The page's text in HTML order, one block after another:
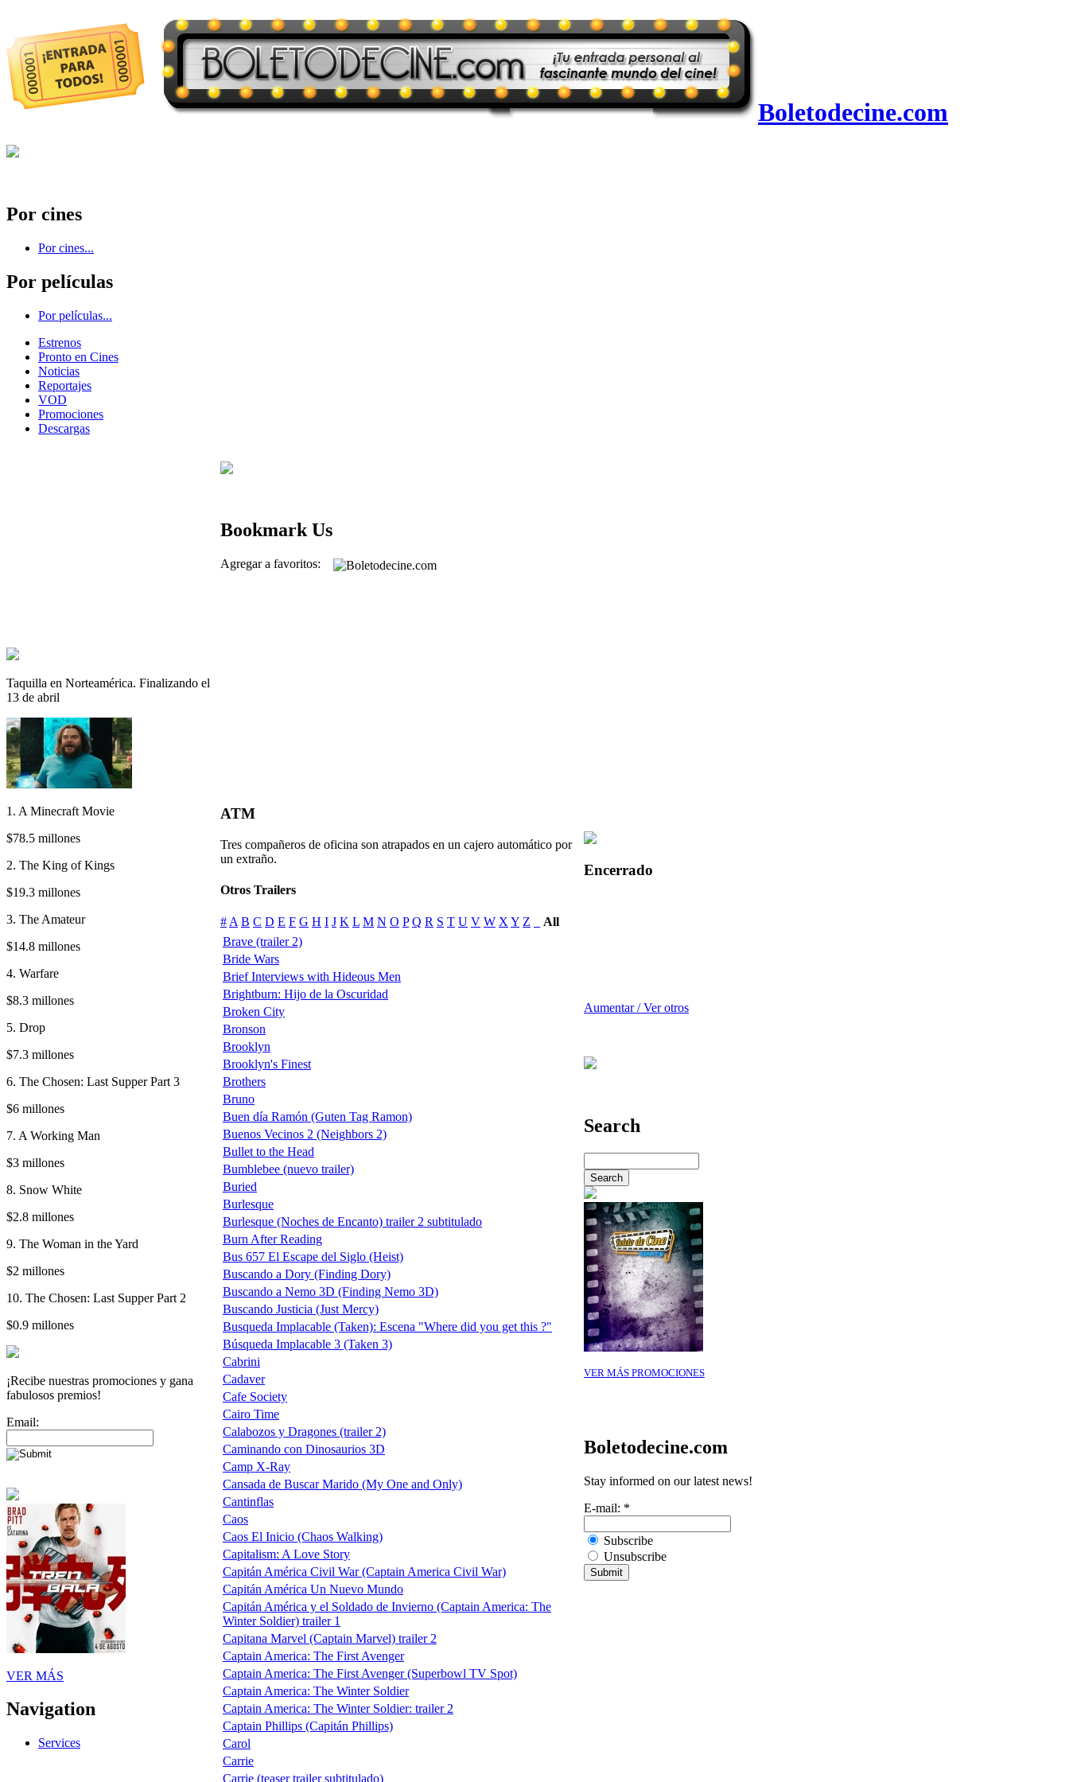
Boletodecine.com
Por cines
Por cines...
Por películas
Por películas...
Estrenos
Pronto en Cines
Noticias
Reportajes
VOD
Promociones
Descargas
Taquilla en Norteamérica. Finalizando el
13 de abril
1. A Minecraft Movie
$78.5 millones
2. The King of Kings
$19.3 millones
3. The Amateur
$14.8 millones
4. Warfare
$8.3 millones
5. Drop
$7.3 millones
6. The Chosen: Last Supper Part 3
$6 millones
7. A Working Man
$3 millones
8. Snow White
$2.8 millones
9. The Woman in the Yard
$2 millones
10. The Chosen: Last Supper Part 2
$0.9 millones
¡Recibe nuestras promociones y gana
fabulosos premios!
Email:
VER MÁS
Navigation
Services
Bookmark Us
Agregar a favoritos:
ATM
Tres compañeros de oficina son atrapados en un cajero automático por
un extraño.
Otros Trailers
# A B C D E F G H I J K L M N O P Q R S T U V W X Y Z
All
Brave (trailer 2)
Bride Wars
Brief Interviews with Hideous Men
Brightburn: Hijo de la Oscuridad
Broken City
Bronson
Brooklyn
Brooklyn's Finest
Brothers
Bruno
Buen día Ramón (Guten Tag Ramon)
Buenos Vecinos 2 (Neighbors 2)
Bullet to the Head
Bumblebee (nuevo trailer)
Buried
Burlesque
Burlesque (Noches de Encanto) trailer 2 subtitulado
Burn After Reading
Bus 657 El Escape del Siglo (Heist)
Buscando a Dory (Finding Dory)
Buscando a Nemo 3D (Finding Nemo 3D)
Buscando Justicia (Just Mercy)
Busqueda Implacable (Taken): Escena "Where did you get this ?"
Búsqueda Implacable 3 (Taken 3)
Cabrini
Cadaver
Cafe Society
Cairo Time
Calabozos y Dragones (trailer 2)
Caminando con Dinosaurios 3D
Camp X-Ray
Cansada de Buscar Marido (My One and Only)
Cantinflas
Caos
Caos El Inicio (Chaos Walking)
Capitalism: A Love Story
Capitán América Civil War (Captain America Civil War)
Capitán América Un Nuevo Mundo
Capitán América y el Soldado de Invierno (Captain America: The
Winter Soldier) trailer 1
Capitana Marvel (Captain Marvel) trailer 2
Captain America: The First Avenger
Captain America: The First Avenger (Superbowl TV Spot)
Captain America: The Winter Soldier
Captain America: The Winter Soldier: trailer 2
Captain Phillips (Capitán Phillips)
Carol
Carrie
Carrie (teaser trailer subtitulado)
Encerrado
Aumentar / Ver otros
Search
VER MÁS PROMOCIONES
Boletodecine.com
Stay informed on our latest news!
E-mail: *
Subscribe
Unsubscribe